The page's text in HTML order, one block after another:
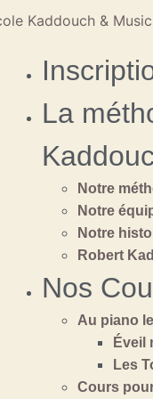
Kaddouch & Music
La
Notre
Notre
Notre
Robert
Nos
Au piano
Éveil
Les
Cours